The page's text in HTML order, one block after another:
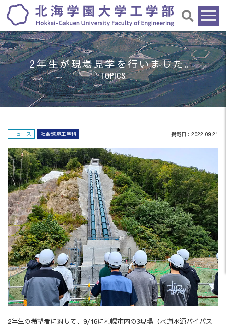
2年生が現場見学を行いました。
TOPICS
ニュース 社会環境工学科 掲載日：2022.09.21
2年生の希望者に対して、9/16に札幌市内の3現場（水道水源バイパス